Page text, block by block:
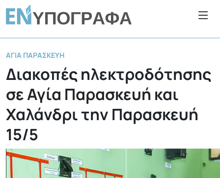
ΑΓΊΑ ΠΑΡΑΣΚΕΥΉ
Διακοπές ηλεκτροδότησης
σε Αγία Παρασκευή και
Χαλάνδρι την Παρασκευή
15/5